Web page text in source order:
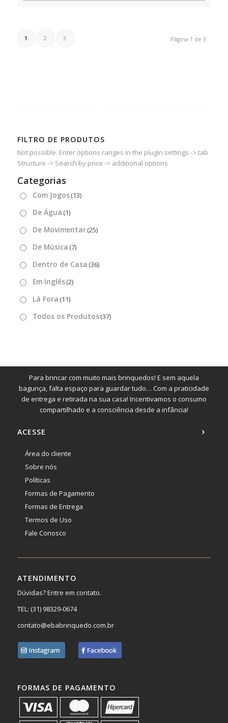
Página 1 de 3
1 2 3
FILTRO DE PRODUTOS
Not possible. Enter options ranges in the plugin settings -> tab
Structure -> Search by price -> additional options
Categorias
Com Jogos(13)
De Água (1)
De Movimentar(25)
De Música (7)
Dentro de Casa (36)
Em Inglês(2)
Lá Fora (11)
Todos os Produtos(37)
Para brincar com muito mais brinquedos! E sem aquela
bagunça, falta espaço para guardar tudo… Com a praticidade
de entrega e retirada na sua casa! Incentivamos o consumo
compartilhado e a consciência desde a infância!
ACESSE
Área do cliente
Sobre nós
Políticas
Formas de Pagamento
Formas de Entrega
Termos de Uso
Fale Conosco
ATENDIMENTO
Dúvidas? Entre em contato.
TEL: (31) 98329-0674
contato@ebabrinquedo.com.br
FORMAS DE PAGAMENTO